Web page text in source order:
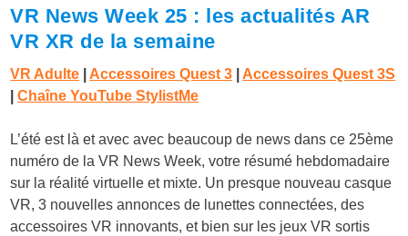
VR News Week 25 : les actualités AR
VR XR de la semaine
VR Adulte Accessoires Quest 3
Accessoires Quest 3S
|Chaîne YouTube StylistMe
L’été est là et avec avec beaucoup de news dans ce 25ème
numéro de la VR News Week, votre résumé hebdomadaire
sur la réalité virtuelle et mixte. Un presque nouveau casque
VR, 3 nouvelles annonces de lunettes connectées, des
accessoires VR innovants, et bien sur les jeux VR sortis